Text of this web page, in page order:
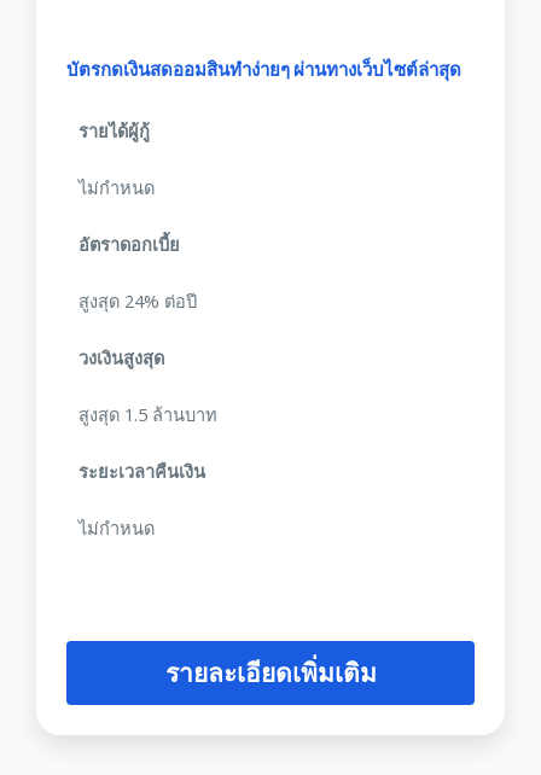
บัตรกดเงินสดออมสินทำง่ายๆ ผ่านทางเว็บไซต์ล่าสุด
รายได้ผู้กู้
ไม่กำหนด
อัตราดอกเบี้ย
สูงสุด 24% ต่อปี
วงเงินสูงสุด
สูงสุด 1.5 ล้านบาท
ระยะเวลาคืนเงิน
ไม่กำหนด
รายละเอียดเพิ่มเติม